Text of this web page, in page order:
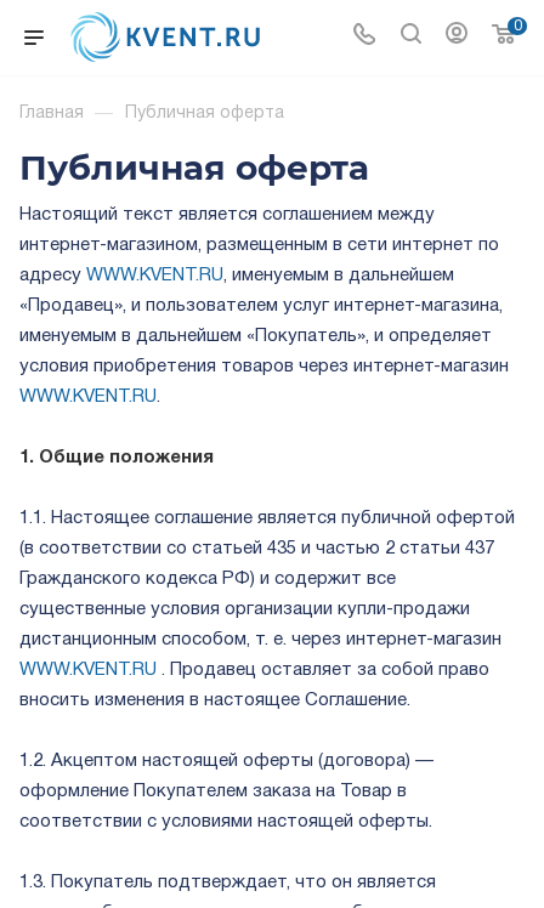
0
Главная — Публичная оферта
Публичная оферта
Настоящий текст является соглашением между
интернет-магазином, размещенным в сети интернет по
адресу WWW.KVENT.RU, именуемым в дальнейшем
«Продавец», и пользователем услуг интернет-магазина,
именуемым в дальнейшем «Покупатель», и определяет
условия приобретения товаров через интернет-магазин
WWW.KVENT.RU.
1. Общие положения
1.1. Настоящее соглашение является публичной офертой
(в соответствии со статьей 435 и частью 2 статьи 437
Гражданского кодекса РФ) и содержит все
существенные условия организации купли-продажи
дистанционным способом, т. е. через интернет-магазин
WWW.KVENT.RU . Продавец оставляет за собой право
вносить изменения в настоящее Соглашение.
1.2. Акцептом настоящей оферты (договора) —
оформление Покупателем заказа на Товар в
соответствии с условиями настоящей оферты.
1.3. Покупатель подтверждает, что он является